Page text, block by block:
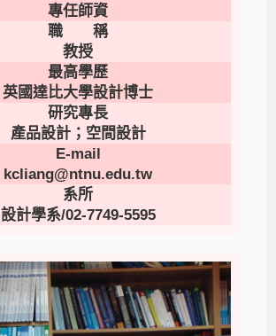
專任師資
職 稱
教授
最高學歷
英國達比大學設計博士
研究專長
產品設計；空間設計
E-mail
kcliang@ntnu.edu.tw
系所
設計學系/02-7749-5595